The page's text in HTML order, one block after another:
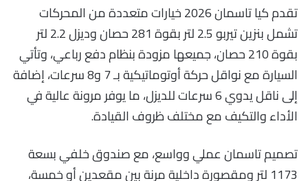
تقدم كيا تاسمان 2026 خيارات متعددة من المحركات
تشمل بنزين تيربو 2.5 لتر بقوة 281 حصان وديزل 2.2 لتر
بقوة 210 حصان، جميعها مزودة بنظام دفع رباعي، وتأتي
السيارة مع نواقل حركة أوتوماتيكية بـ 7 و8 سرعات، إضافة
إلى ناقل يدوي 6 سرعات للديزل، ما يوفر مرونة عالية في
الأداء والتكيف مع مختلف ظروف القيادة.
تصميم تاسمان عملي وواسع، مع صندوق خلفي بسعة
1173 لتر ومقصورة داخلية مرنة بين مقعدين أو خمسة،